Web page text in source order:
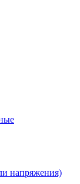
напряжения)